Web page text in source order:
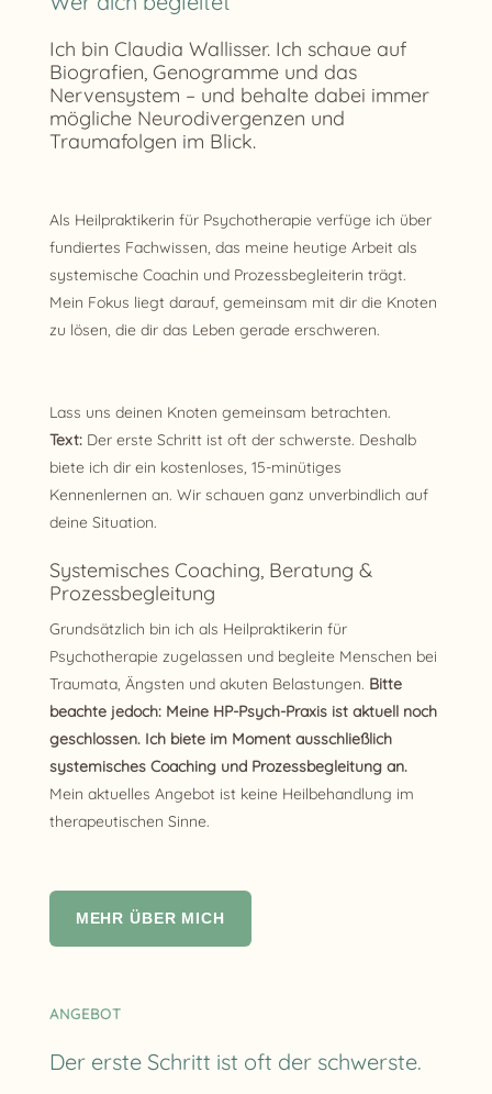
Ich bin Claudia Wallisser. Ich schaue auf
Biografien, Genogramme und das
Nervensystem – und behalte dabei immer
mögliche Neurodivergenzen und
Traumafolgen im Blick.
Als Heilpraktikerin für Psychotherapie verfüge ich über
fundiertes Fachwissen, das meine heutige Arbeit als
systemische Coachin und Prozessbegleiterin trägt.
Mein Fokus liegt darauf, gemeinsam mit dir die Knoten
zu lösen, die dir das Leben gerade erschweren.
Lass uns deinen Knoten gemeinsam betrachten.
Text:Der erste Schritt ist oft der schwerste. Deshalb
biete ich dir ein kostenloses, 15-minütiges
Kennenlernen an. Wir schauen ganz unverbindlich auf
deine Situation.
Systemisches Coaching, Beratung &
Prozessbegleitung
Grundsätzlich bin ich als Heilpraktikerin für
Psychotherapie zugelassen und begleite Menschen bei
Traumata, Ängsten und akuten Belastungen. Bitte
beachte jedoch: Meine HP-Psych-Praxis ist aktuell noch
geschlossen. Ich biete im Moment ausschließlich
systemisches Coaching und Prozessbegleitung an.
Mein aktuelles Angebot ist keine Heilbehandlung im
therapeutischen Sinne.
MEHR ÜBER MICH
ANGEBOT
Der erste Schritt ist oft der schwerste.